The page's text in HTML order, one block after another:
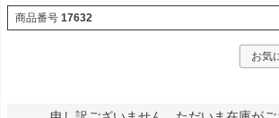
商品番号 17632
お気